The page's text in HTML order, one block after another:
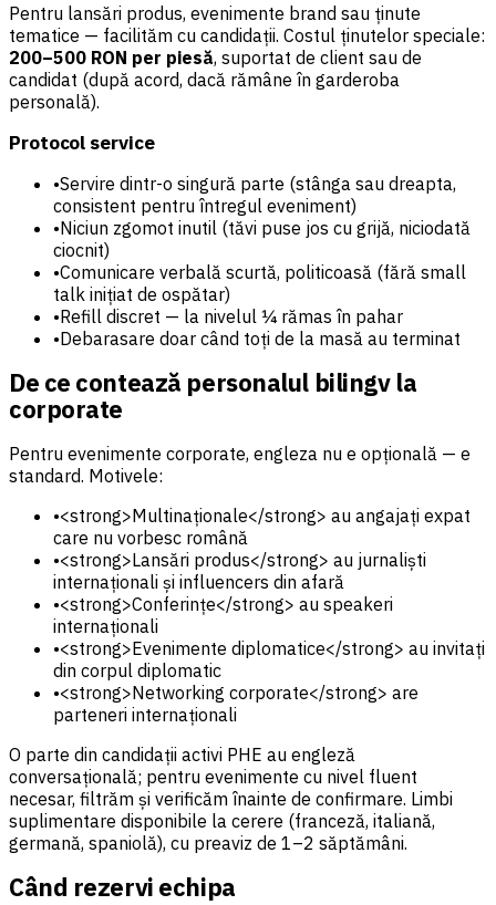
Pentru lansări produs, evenimente brand sau ținute
tematice — facilităm cu candidații. Costul ținutelor speciale:
200–500 RON per piesă, suportat de client sau de
candidat (după acord, dacă rămâne în garderoba
personală).
Protocol service
•Servire dintr-o singură parte (stânga sau dreapta,
consistent pentru întregul eveniment)
•Niciun zgomot inutil (tăvi puse jos cu grijă, niciodată
ciocnit)
•Comunicare verbală scurtă, politicoasă (fără small
talk inițiat de ospătar)
•Refill discret — la nivelul ¼ rămas în pahar
•Debarasare doar când toți de la masă au terminat
De ce contează personalul bilingv la
corporate
Pentru evenimente corporate, engleza nu e opțională — e
standard. Motivele:
•<strong>Multinaționale</strong> au angajați expat
care nu vorbesc română
•<strong>Lansări produs</strong> au jurnaliști
internaționali și influencers din afară
•<strong>Conferințe</strong> au speakeri
internaționali
•<strong>Evenimente diplomatice</strong> au invitați
din corpul diplomatic
•<strong>Networking corporate</strong> are
parteneri internaționali
O parte din candidații activi PHE au engleză
conversațională; pentru evenimente cu nivel fluent
necesar, filtrăm și verificăm înainte de confirmare. Limbi
suplimentare disponibile la cerere (franceză, italiană,
germană, spaniolă), cu preaviz de 1–2 săptămâni.
Când rezervi echipa